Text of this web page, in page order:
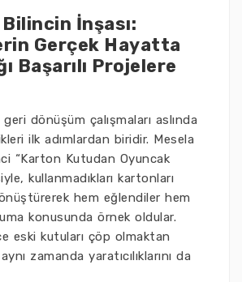
İnşası:
Gerçek Hayatta
Başarılı Projelere
dönüşüm çalışmaları aslında
ilk adımlardan biridir. Mesela
“Karton Kutudan Oyuncak
kullanmadıkları kartonları
hem eğlendiler hem
konusunda örnek oldular.
eski kutuları çöp olmaktan
zamanda yaratıcılıklarını da